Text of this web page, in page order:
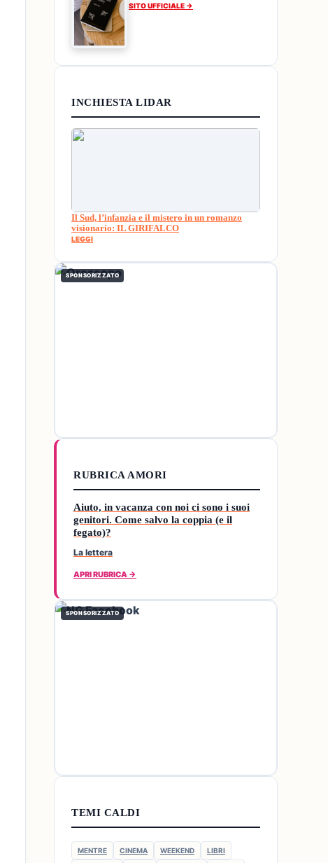
mangi, la Bestia a tre occhi ti trova.
SITO UFFICIALE →
INCHIESTA LIDAR
Il Sud, l’infanzia e il mistero in un romanzo
visionario: IL GIRIFALCO
LEGGI
SPONSORIZZATO
RUBRICA AMORI
Aiuto, in vacanza con noi ci sono i suoi
genitori. Come salvo la coppia (e il
fegato)?
La lettera
APRI RUBRICA →
SPONSORIZZATO
TEMI CALDI
MENTRE CINEMA WEEKEND LIBRI